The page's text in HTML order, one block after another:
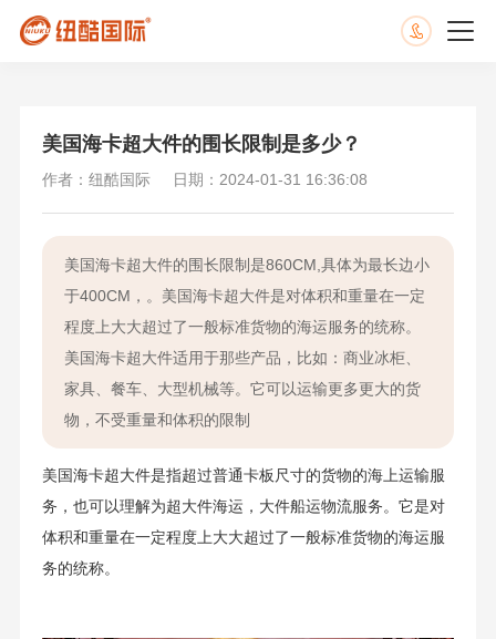
美国海卡超大件的围长限制是多少？
作者：纽酷国际 日期：2024-01-31 16:36:08
美国海卡超大件的围长限制是860CM,具体为最长边小
于400CM，。美国海卡超大件是对体积和重量在一定
程度上大大超过了一般标准货物的海运服务的统称。
美国海卡超大件适用于那些产品，比如：商业冰柜、
家具、餐车、大型机械等。它可以运输更多更大的货
物，不受重量和体积的限制
美国海卡超大件是指超过普通卡板尺寸的货物的海上运输服
务，也可以理解为超大件海运，大件船运物流服务。它是对
体积和重量在一定程度上大大超过了一般标准货物的海运服
务的统称。